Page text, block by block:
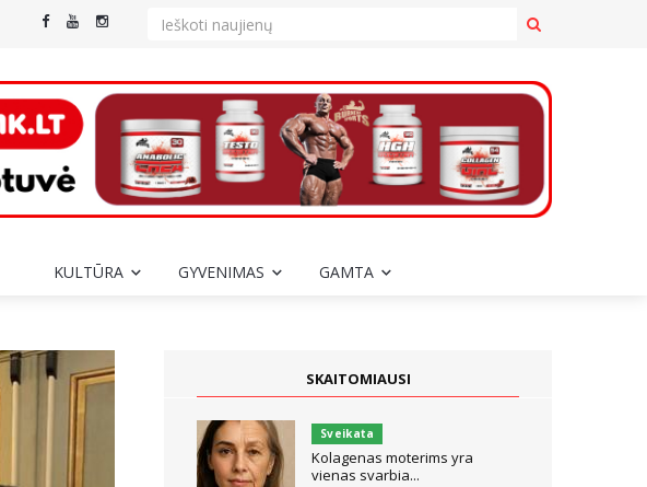
KULTŪRA GYVENIMAS GAMTA
SKAITOMIAUSI
Sveikata
Kolagenas moterims yra
vienas svarbia...